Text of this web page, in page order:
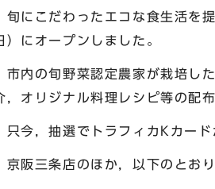
旬にこだわったエコな食生活を
）にオープンしました。
市内の旬野菜認定農家が栽培し
，オリジナル料理レシピ等の配
只今，抽選でトラフィカKカード
京阪三条店のほか，以下のとお